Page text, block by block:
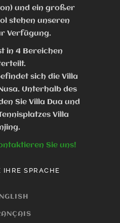
und ein großer
stehen unseren
Verfügung.
in 4 Bereichen
sich die Villa
Unterhalb des
Sie Villa Dua und
Villa
Sie uns!
SPRACHE